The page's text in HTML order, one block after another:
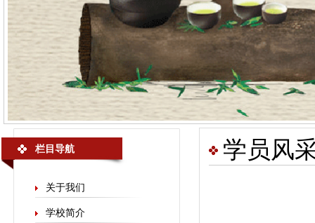
栏目导航
关于我们
学校简介
学员风